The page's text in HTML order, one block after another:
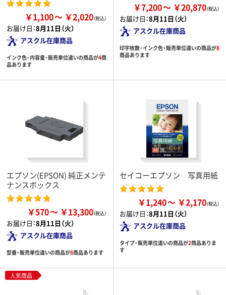
￥1,100 ￥2,020
お届け日：8月11日（火）
アスクル在庫商品
インク色・内容量・販売単位違いの商品が4商
品あります
￥7,200 ￥20,870
お届け日：8月11日（火）
アスクル在庫商品
印字枚数・インク色・販売単位違いの商品が8
商品あります
エプソン(EPSON) 純正メンテ
ナンスボックス
￥570 ￥13,300
お届け日：8月11日（火）
アスクル在庫商品
型番・販売単位違いの商品が8商品あります
セイコーエプソン 写真用紙
￥1,240 ￥2,170
お届け日：8月11日（火）
アスクル在庫商品
タイプ・販売単位違いの商品が2商品ありま
す
人気商品